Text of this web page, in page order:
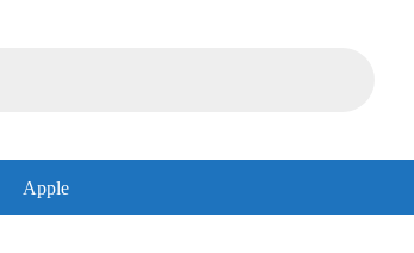
Apple